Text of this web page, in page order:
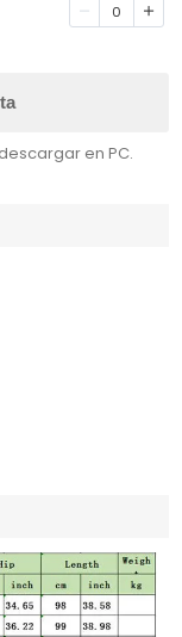
0
en PC.